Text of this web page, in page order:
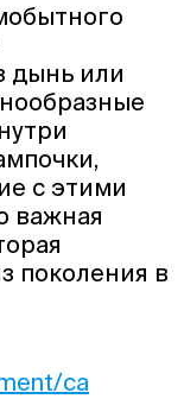
дынь или
с этими
важная
поколения в
ca